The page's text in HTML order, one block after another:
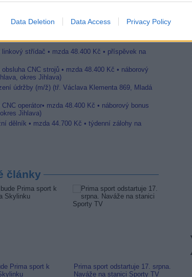
Data Deletion Data Access Privacy Policy
střídač • mzda 48.400 Kč • příspěvek na
CNC strojů • mzda 48.400 Kč • náborový
okres Jihlava)
údržby (m/ž) (tř. Václava Klementa 869, Mladá
operátor• mzda 48.400 Kč • náborový bonus
Jihlava)
dělník • mzda 44.700 Kč • týdenní zálohy na
články
Prima sport k
Prima sport odstartuje 17. srpna.
Naváže na stanici Sporty TV